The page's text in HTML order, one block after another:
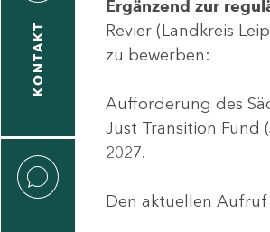
KONTAKT
Ergänzend zur
Revier (Landkreis
zu bewerben:
Aufforderung des
Just Transition Fund
2027.
Den aktuellen Aufruf